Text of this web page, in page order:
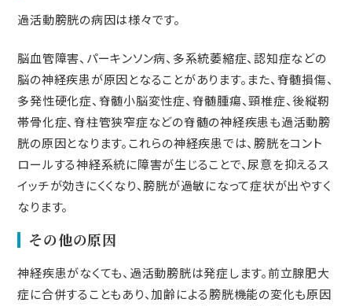
過活動膀胱の病因は様々です。
脳血管障害、パーキンソン病、多系統萎縮症、認知症などの
脳の神経疾患が原因となることがあります。また、脊髄損傷、
多発性硬化症、脊髄小脳変性症、脊髄腫瘍、頸椎症、後縦靭
帯骨化症、脊柱管狭窄症などの脊髄の神経疾患も過活動膀
胱の原因となります。これらの神経疾患では、膀胱をコント
ロールする神経系統に障害が生じることで、尿意を抑えるス
イッチが効きにくくなり、膀胱が過敏になって症状が出やすく
なります。
その他の原因
神経疾患がなくても、過活動膀胱は発症します。前立腺肥大
症に合併することもあり、加齢による膀胱機能の変化も原因